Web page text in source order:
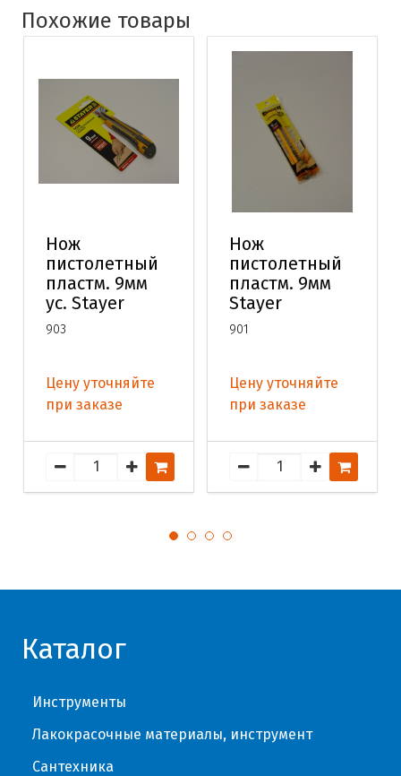
Похожие товары
Нож
пистолетный
пластм. 9мм
ус. Stayer
903
Цену уточняйте
при заказе
Нож
пистолетный
пластм. 9мм
Stayer
901
Цену уточняйте
при заказе
Каталог
Инструменты
Лакокрасочные материалы, инструмент
Сантехника